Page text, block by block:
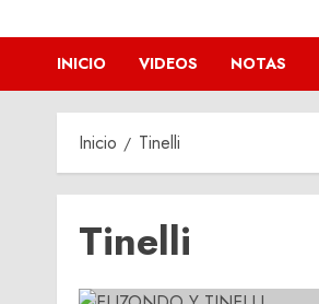
INICIO VIDEOS NOTAS
Inicio Tinelli
Tinelli